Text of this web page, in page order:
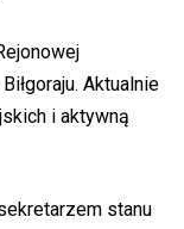
Aktualnie
i aktywną
stanu